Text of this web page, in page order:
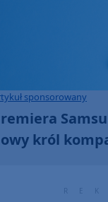
sponsorowany
król